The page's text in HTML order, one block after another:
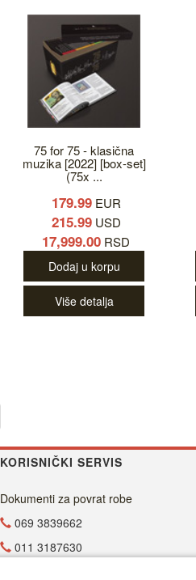
75 for 75 - klasična
muzika [2022] [box-set]
(75x ...
179.99EUR
215.99USD
17,999.00 RSD
Dodaj u korpu
Više detalja
KORISNIČKI SERVIS
Dokumenti za povrat robe
069 3839662
011 3187630